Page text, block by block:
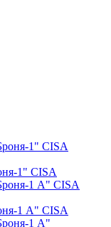
1" CISA
1 А" CISA